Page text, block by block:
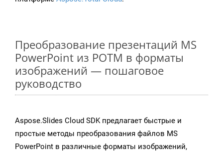
Преобразование презентаций MS
PowerPoint из POTM в форматы
изображений — пошаговое
руководство
Aspose.Slides Cloud SDK предлагает быстрые и
простые методы преобразования файлов MS
PowerPoint в различные форматы изображений,